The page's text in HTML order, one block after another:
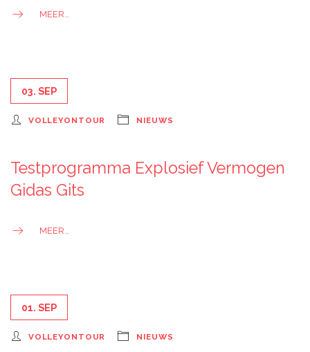
MEER…
03. SEP
VOLLEYONTOUR NIEUWS
Testprogramma Explosief Vermogen
Gidas Gits
MEER…
01. SEP
VOLLEYONTOUR NIEUWS